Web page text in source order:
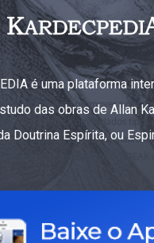
é uma plataforma
das obras de Allan
Doutrina Espírita, ou